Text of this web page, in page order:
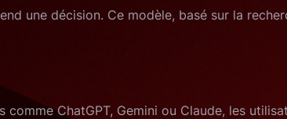
une décision. Ce modèle, basé sur la
ChatGPT, Gemini ou Claude, les